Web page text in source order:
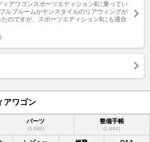
アワゴンスポーツエディションⅡに乗ってい
ルブルームかケンスタイルのリアウィングが
のですが、スポーツエディションⅡにも適合
アワゴン
パーツ
(3,880)
整備手帳
(1,844)